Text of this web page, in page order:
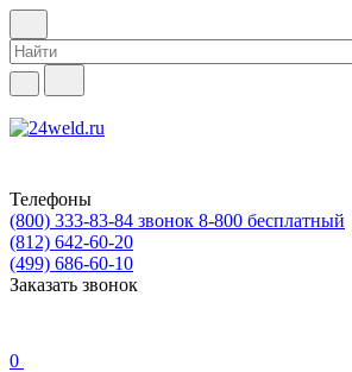
Телефоны
(800) 333-83-84 звонок 8-800 бесплатный
(812) 642-60-20
(499) 686-60-10
Заказать звонок
0